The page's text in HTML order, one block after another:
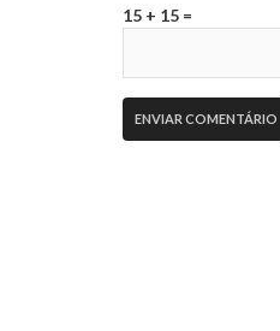
15 + 15 =